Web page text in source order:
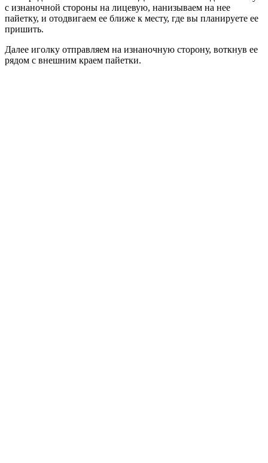
с изнаночной стороны на лицевую, нанизываем на нее
пайетку, и отодвигаем ее ближе к месту, где вы планируете ее
пришить.
Далее иголку отправляем на изнаночную сторону, воткнув ее
рядом с внешним краем пайетки.